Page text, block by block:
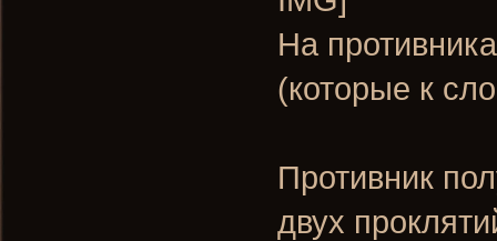
На
(которые к
Противник
двух